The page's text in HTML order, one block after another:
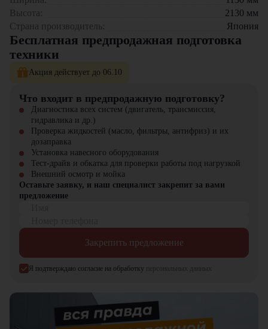
Производственные площадки
Торговые комплексы и супермаркеты
Автосалоны и логистические компании
Почему стоит выбрать TCM FG25T3C?
Отличное сочетание цены и качества
Высокая грузоподъемность при компактных размерах
Надежность проверенного японского бренда
Универсальность в применении — от склада до стройки
Купить бензиновый вилочный погрузчик TCM FG25T3C в
компании "ЦТО"
Компания "ЦТО" – официальный дилер техники TCM,
предлагающий новые модели складского оборудования с гарантией.
У нас вы найдете: широкий выбор спецтехники, вилочных
консультации по выбору техники.
обеспечиваем сервисное обслуживание и ремонт.
заказа!
Выбирайте надежность и качество – выбирайте TCM FG25T3C
Высота:
2130 мм
Страна производитель:
Япония
Бесплатная предпродажная подготовка
техники
Акция действует до 06.10
Что входит в предпродажную подготовку?
Диагностика всех систем (двигатель, трансмиссия,
гидравлика и др.)
Проверка жидкостей (масло, фильтры, антифриз) и их
дозаправка
Установка навесного оборудования
Тест-драйв и обкатка для проверки работы под нагрузкой
Внешний осмотр и мойка
Оставьте заявку, и наш специалист закрепит за вами
предложение
Закрепить предложение
Я подтверждаю согласие на обработку персональных данных